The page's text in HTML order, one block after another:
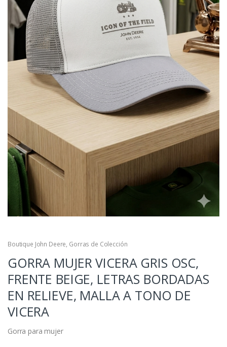
Boutique John Deere, Gorras de Colección
GORRA MUJER VICERA GRIS OSC,
FRENTE BEIGE, LETRAS BORDADAS
EN RELIEVE, MALLA A TONO DE
VICERA
Gorra para mujer